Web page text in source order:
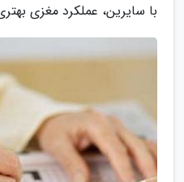
با سایرین، عملکرد مغزی